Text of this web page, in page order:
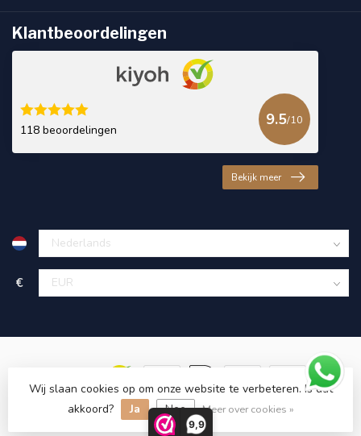
9,9
Klantbeoordelingen
118 beoordelingen
9.5/10
Bekijk meer
€
© Copyright 2026 KING Microschroeven
Wij slaan cookies op om onze website te verbeteren. Is dat
akkoord?
Ja Nee Meer over cookies »